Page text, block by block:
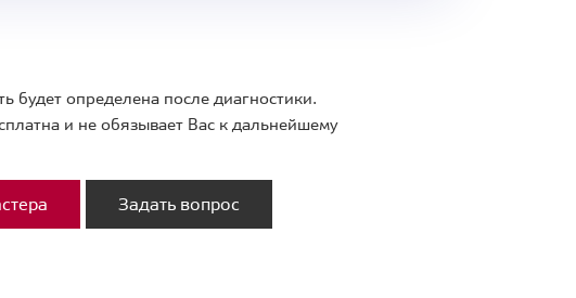
будет определена после диагностики.
и не обязывает Вас к дальнейшему
Задать вопрос